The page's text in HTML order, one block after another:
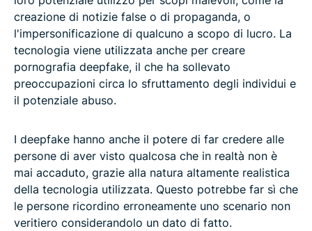
creazione di notizie false o di propaganda, o
l'impersonificazione di qualcuno a scopo di lucro. La
tecnologia viene utilizzata anche per creare
pornografia deepfake, il che ha sollevato
preoccupazioni circa lo sfruttamento degli individui e
il potenziale abuso.
I deepfake hanno anche il potere di far credere alle
persone di aver visto qualcosa che in realtà non è
mai accaduto, grazie alla natura altamente realistica
della tecnologia utilizzata. Questo potrebbe far sì che
le persone ricordino erroneamente uno scenario non
veritiero considerandolo un dato di fatto.